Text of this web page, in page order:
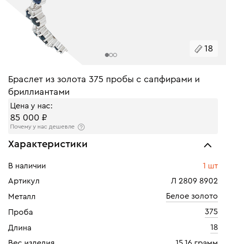
18
Браслет из золота 375 пробы с сапфирами и
бриллиантами
Цена у нас:
85 000 ₽
Почему у нас дешевле
Характеристики
В наличии
1 шт
Артикул
Л 2809 8902
Металл
Белое золото
Проба
375
Длина
18